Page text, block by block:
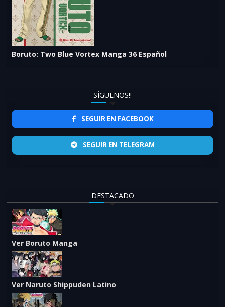
Boruto: Two Blue Vortex Manga 36 Español
SÍGUENOS!!
SEGUIR EN FACEBOOK
SEGUIR EN TELEGRAM
DESTACADO
Ver Boruto Manga
Ver Naruto Shippuden Latino